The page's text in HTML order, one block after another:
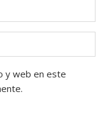
y web en este